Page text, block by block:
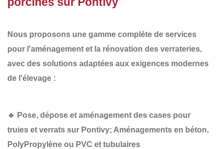
Nous proposons une gamme complète de services
pour l'aménagement et la rénovation des verrateries,
avec des solutions adaptées aux exigences modernes
de l'élevage :
🔹 Pose, dépose et aménagement des cases pour
truies et verrats sur Pontivy; Aménagements en béton,
PolyPropylène ou PVC et tubulaires